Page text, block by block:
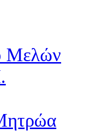
Μελών